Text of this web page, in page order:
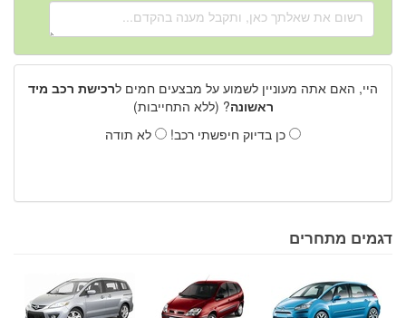
היי, האם אתה מעוניין לשמוע על מבצעים חמים לרכישת רכב מיד
ראשונה? (ללא התחייבות)
כן בדיוק חיפשתי רכב!
לא תודה
דגמים מתחרים